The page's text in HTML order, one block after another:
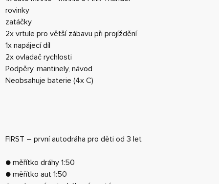
rovinky
zatáčky
2x vrtule pro větší zábavu při projíždění
1x napájecí díl
2x ovladač rychlosti
Podpěry, mantinely, návod
Neobsahuje baterie (4x C)
FIRST – první autodráha pro děti od 3 let
● měřítko dráhy 1:50
● měřítko aut 1:50